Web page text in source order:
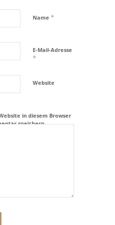
Name *
E-Mail-Adresse
*
Website
in diesem Browser
speichern.